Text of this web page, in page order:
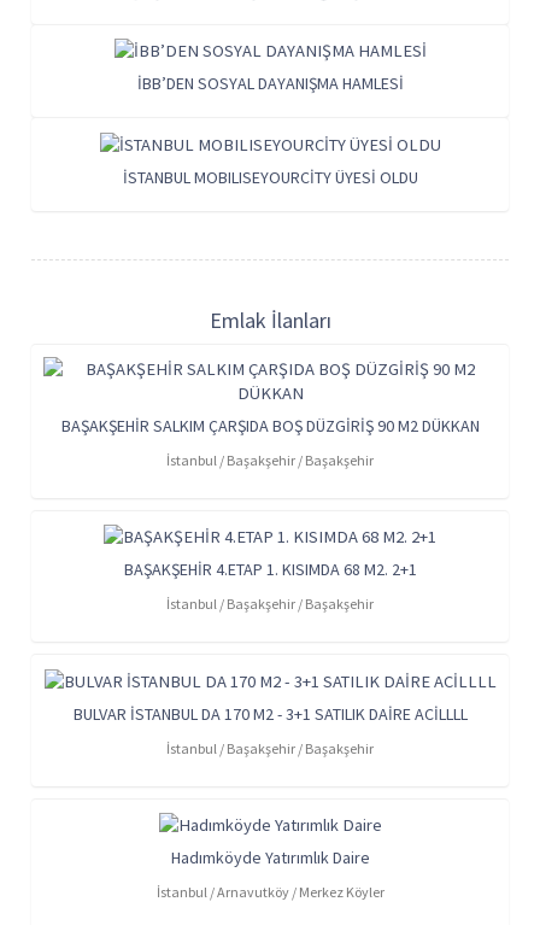
İBB’DEN SOSYAL DAYANIŞMA HAMLESİ
İSTANBUL MOBILISEYOURCİTY ÜYESİ OLDU
Emlak İlanları
BAŞAKŞEHİR SALKIM ÇARŞIDA BOŞ DÜZGİRİŞ 90 M2 DÜKKAN
İstanbul / Başakşehir / Başakşehir
BAŞAKŞEHİR 4.ETAP 1. KISIMDA 68 M2. 2+1
İstanbul / Başakşehir / Başakşehir
BULVAR İSTANBUL DA 170 M2 - 3+1 SATILIK DAİRE ACİLLLL
İstanbul / Başakşehir / Başakşehir
Hadımköyde Yatırımlık Daire
İstanbul / Arnavutköy / Merkez Köyler